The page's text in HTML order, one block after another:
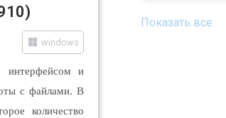
windows
интерфейсом и
с файлами. В
количество
Показать все